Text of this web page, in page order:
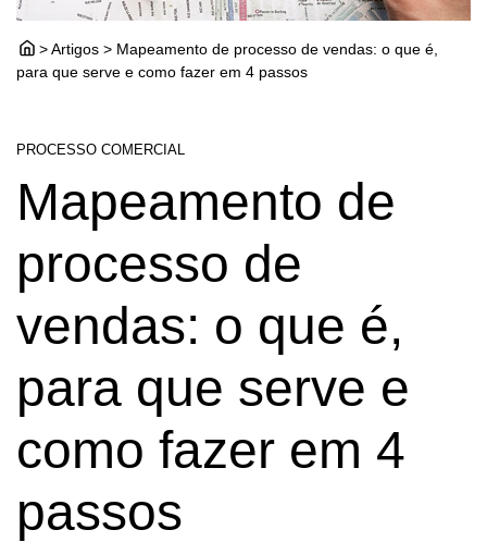
> Artigos > Mapeamento de processo de vendas: o que é,
para que serve e como fazer em 4 passos
PROCESSO COMERCIAL
Mapeamento de
processo de
vendas: o que é,
para que serve e
como fazer em 4
passos